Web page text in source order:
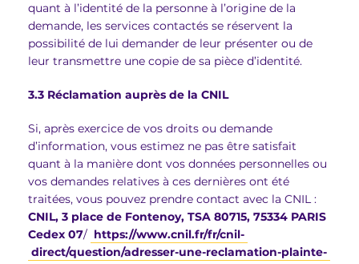
quant à l’identité de la personne à l’origine de la
demande, les services contactés se réservent la
possibilité de lui demander de leur présenter ou de
leur transmettre une copie de sa pièce d’identité.
3.3 Réclamation auprès de la CNIL
Si, après exercice de vos droits ou demande
d’information, vous estimez ne pas être satisfait
quant à la manière dont vos données personnelles ou
vos demandes relatives à ces dernières ont été
traitées, vous pouvez prendre contact avec la CNIL :
CNIL, 3 place de Fontenoy, TSA 80715, 75334 PARIS
Cedex 07/ https://www.cnil.fr/fr/cnil-
direct/question/adresser-une-reclamation-plainte-